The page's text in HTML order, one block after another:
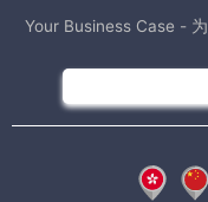
Your Business Case -